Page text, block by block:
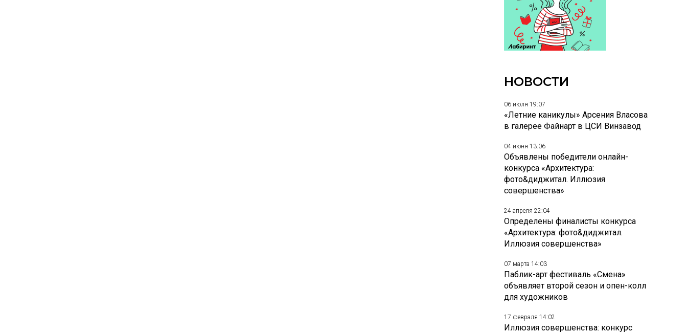
НОВОСТИ
06 июля 19:07
«Летние каникулы» Арсения Власова
в галерее Файнарт в ЦСИ Винзавод
04 июня 13:06
Объявлены победители онлайн-
конкурса «Архитектура:
фото&диджитал. Иллюзия
совершенства»
24 апреля 22:04
Определены финалисты конкурса
«Архитектура: фото&диджитал.
Иллюзия совершенства»
07 марта 14:03
Паблик-арт фестиваль «Смена»
объявляет второй сезон и опен-колл
для художников
17 февраля 14:02
Иллюзия совершенства: конкурс